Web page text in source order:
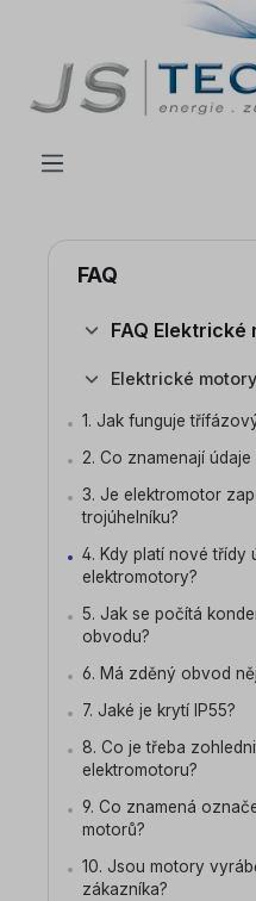
FAQ
FAQ Elektrické
Elektrické
1. Jak funguje
2. Co znamenají
3. Je elektromotor
trojúhelníku?
4. Kdy platí nové třídy
elektromotory?
5. Jak se počítá
obvodu?
6. Má zděný obvod
7. Jaké je krytí IP55?
8. Co je třeba
elektromotoru?
9. Co znamená
motorů?
10. Jsou motory
zákazníka?